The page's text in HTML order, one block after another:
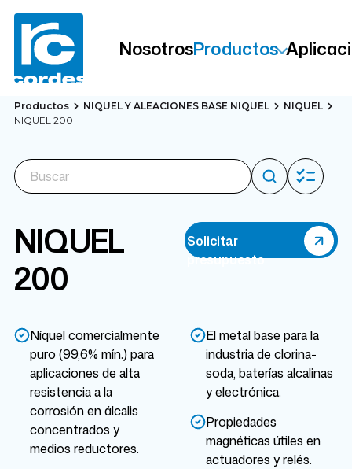
NosotrosProductos
Productos NIQUEL Y ALEACIONES BASE NIQUEL
NIQUEL
NIQUEL 200
NIQUEL
200
Níquel comercialmente
puro (99,6% mín.) para
aplicaciones de alta
resistencia a la
corrosión en álcalis
concentrados y
medios reductores.
El metal base para la
industria de clorina-
soda, baterías alcalinas
y electrónica.
Propiedades
magnéticas útiles en
actuadores y relés.
Solicitar
presupuesto